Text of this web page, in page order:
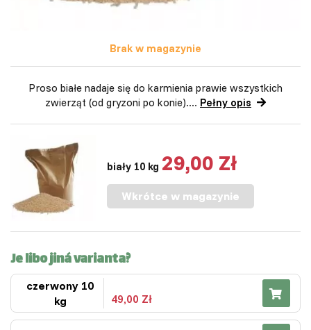
Brak w magazynie
Proso białe nadaje się do karmienia prawie wszystkich
zwierząt (od gryzoni po konie).... Pełny opis
biały 10 kg 29,00 Zł
Wkrótce w magazynie
Je libo jiná varianta?
czerwony 10
kg
49,00 Zł